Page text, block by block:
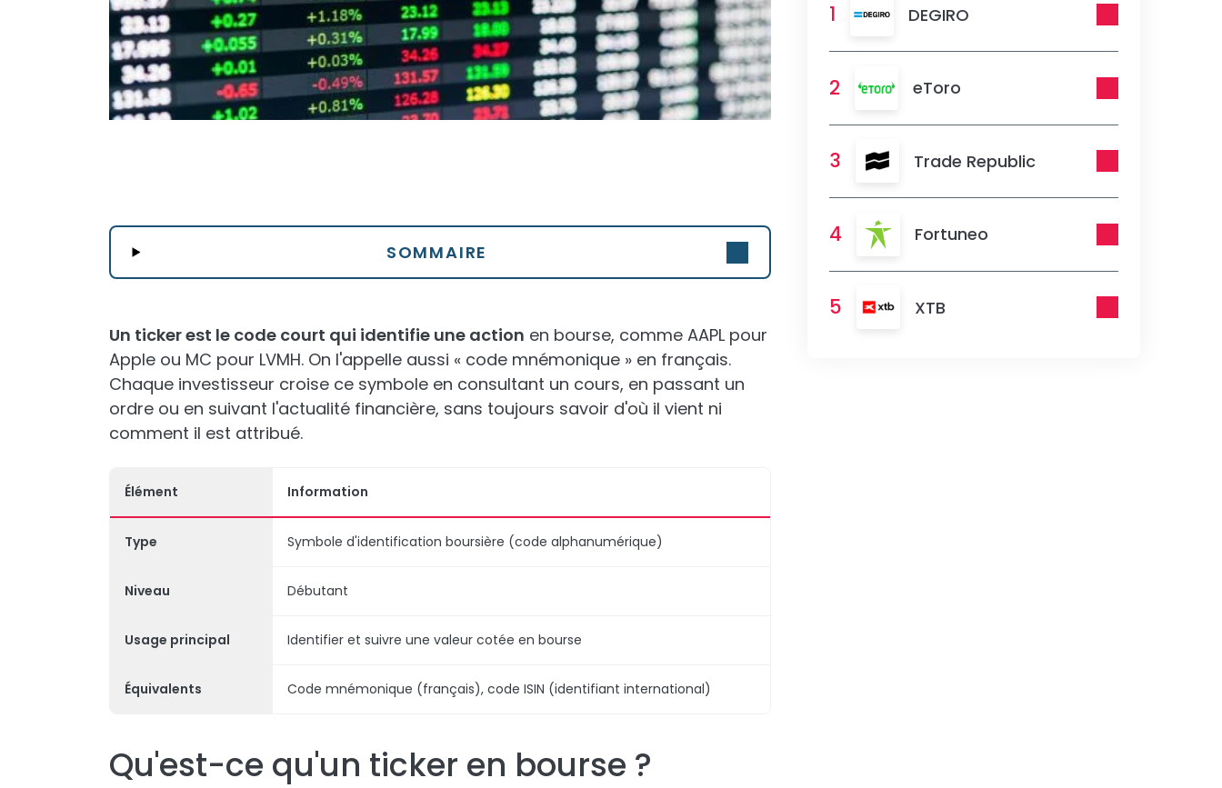
SOMMAIRE
Un ticker est le code court qui identifie une action en bourse, comme AAPL pour
Apple ou MC pour LVMH. On l'appelle aussi « code mnémonique » en français.
Chaque investisseur croise ce symbole en consultant un cours, en passant un
ordre ou en suivant l'actualité financière, sans toujours savoir d'où il vient ni
comment il est attribué.
Élément Information
Type Symbole d'identification boursière (code alphanumérique)
Niveau Débutant
Usage principal Identifier et suivre une valeur cotée en bourse
Équivalents Code mnémonique (français), code ISIN (identifiant international)
Qu'est-ce qu'un ticker en bourse ?
1 DEGIRO
2 eToro
3 Trade Republic
4 Fortuneo
5 XTB